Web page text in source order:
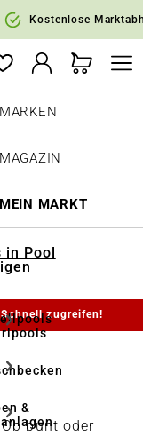
Kostenlose
MARKEN
MAGAZIN
MEIN MARKT
in Pool
&
zugreifen!
bunt oder